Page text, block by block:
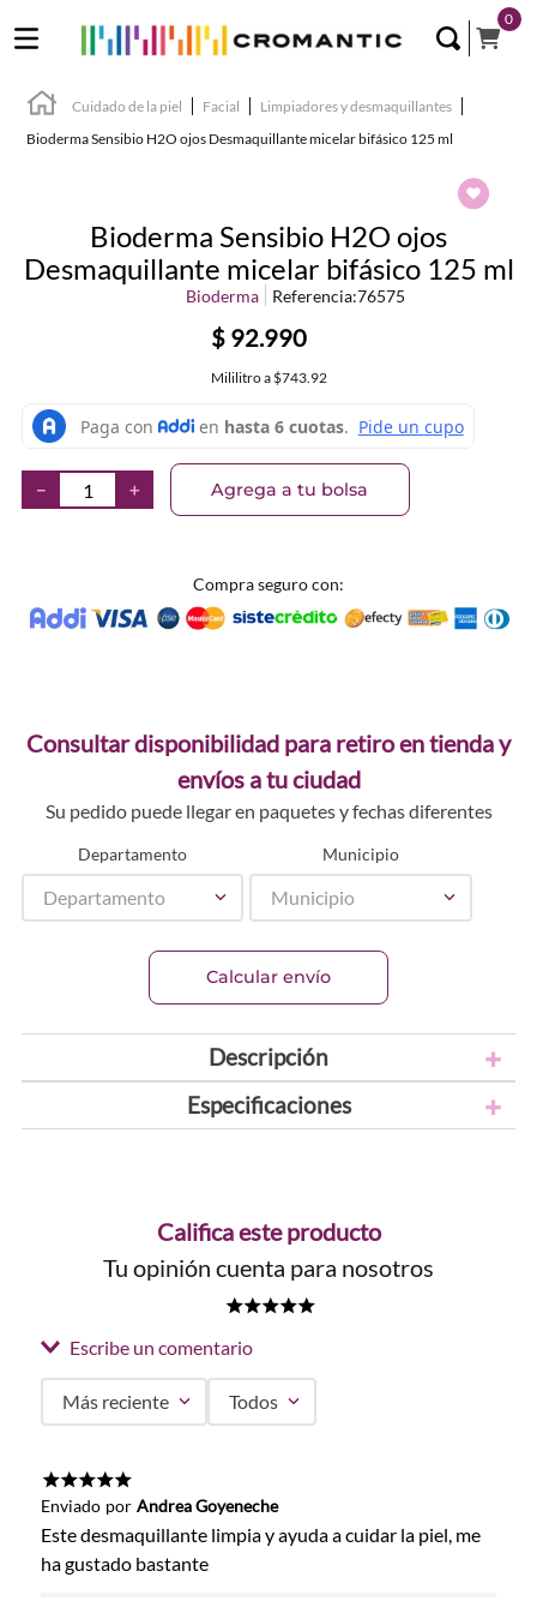
0
Cuidado de la piel Facial
Limpiadores y desmaquillantes
Bioderma Sensibio H2O ojos Desmaquillante micelar bifásico 125 ml
Bioderma Sensibio H2O ojos
Desmaquillante micelar bifásico 125 ml
Bioderma Referencia:76575
$ 92.990
Mililitroa $743.92
＋
－ Agrega a tu bolsa
Compra seguro con:
Consultar disponibilidad para retiro en tienda y
envíos a tu ciudad
Su pedido puede llegar en paquetes y fechas diferentes
Departamento
Departamento
Municipio
Municipio
Calcular envío
Descripción
Especificaciones
Califica este producto
Tu opinión cuenta para nosotros
Escribe un comentario
Título
Más reciente Todos
Enviado por Andrea Goyeneche
Este desmaquillante limpia y ayuda a cuidar la piel, me
ha gustado bastante